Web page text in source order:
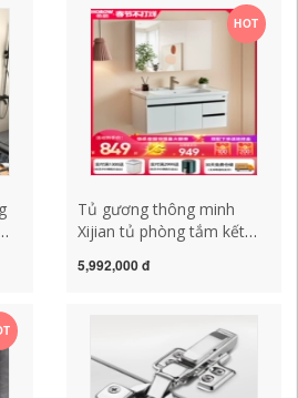
laminate hộp gương làm
mờ ánh sáng tủ gương
nhà tắm tủ gương phòng
tắm nhập khẩu
HOT
Tủ gương thông minh
Xijian tủ phòng tắm kết
hiện đại kết hợp tủ chậu
5,992,000 đ